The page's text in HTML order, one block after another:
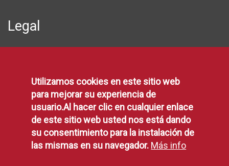
Legal
Aviso Legal
Disponibilidad
Declaración de Accesibilidad
Política de Cookies
Utilizamos cookies en este sitio web
para mejorar su experiencia de
usuario.Al hacer clic en cualquier enlace
de este sitio web usted nos está dando
su consentimiento para la instalación de
las mismas en su navegador. Más info